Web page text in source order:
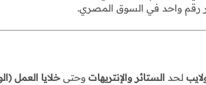
رقم واحد في السوق المصري.
لحد الستائر والإنتريهات وحتى خلايا العمل